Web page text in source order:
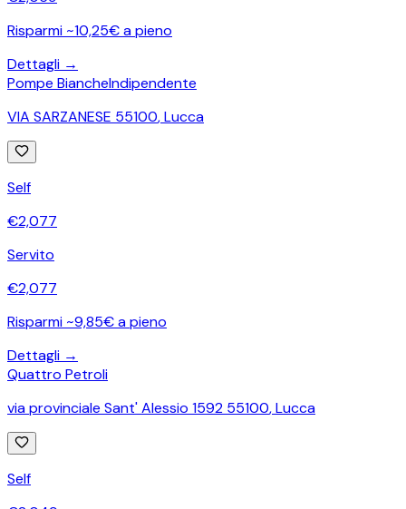
Risparmi ~10,25€ a pieno
Dettagli →
Pompe BiancheIndipendente
VIA SARZANESE 55100,Lucca
Self
€2,077
Servito
€2,077
Risparmi ~9,85€ a pieno
Dettagli →
Quattro Petroli
via provinciale Sant' Alessio 1592 55100,Lucca
Self